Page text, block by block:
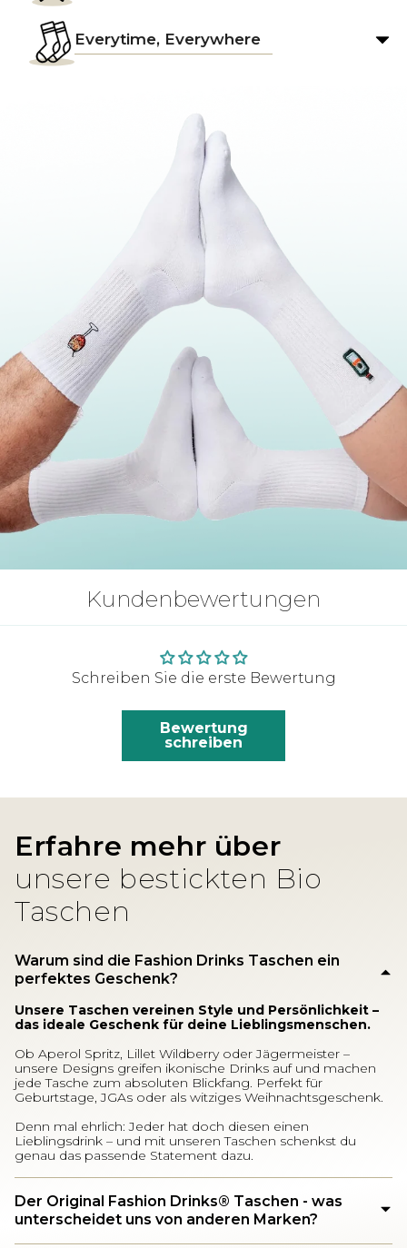
Everytime, Everywhere
Kundenbewertungen
Schreiben Sie die erste Bewertung
Bewertung
schreiben
Erfahre mehr über
unsere bestickten Bio
Taschen
Warum sind die Fashion Drinks Taschen ein
perfektes Geschenk?
Unsere Taschen vereinen Style und Persönlichkeit –
das ideale Geschenk für deine Lieblingsmenschen.
Ob Aperol Spritz, Lillet Wildberry oder Jägermeister –
unsere Designs greifen ikonische Drinks auf und machen
jede Tasche zum absoluten Blickfang. Perfekt für
Geburtstage, JGAs oder als witziges Weihnachtsgeschenk.
Denn mal ehrlich: Jeder hat doch diesen einen
Lieblingsdrink – und mit unseren Taschen schenkst du
genau das passende Statement dazu.
Der Original Fashion Drinks®️ Taschen - was
unterscheidet uns von anderen Marken?